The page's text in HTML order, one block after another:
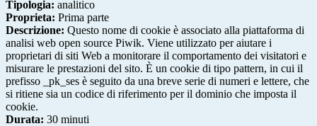
Tipologia: analitico
Proprieta: Prima parte
Descrizione: Questo nome di cookie è associato alla piattaforma di
analisi web open source Piwik. Viene utilizzato per aiutare i
proprietari di siti Web a monitorare il comportamento dei visitatori e
misurare le prestazioni del sito. È un cookie di tipo pattern, in cui il
prefisso _pk_ses è seguito da una breve serie di numeri e lettere, che
si ritiene sia un codice di riferimento per il dominio che imposta il
cookie.
Durata: 30 minuti